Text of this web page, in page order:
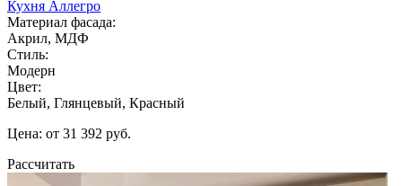
Кухня Аллегро
Материал фасада:
Акрил, МДФ
Стиль:
Модерн
Цвет:
Белый, Глянцевый, Красный
Цена: от 31 392 руб.
Рассчитать